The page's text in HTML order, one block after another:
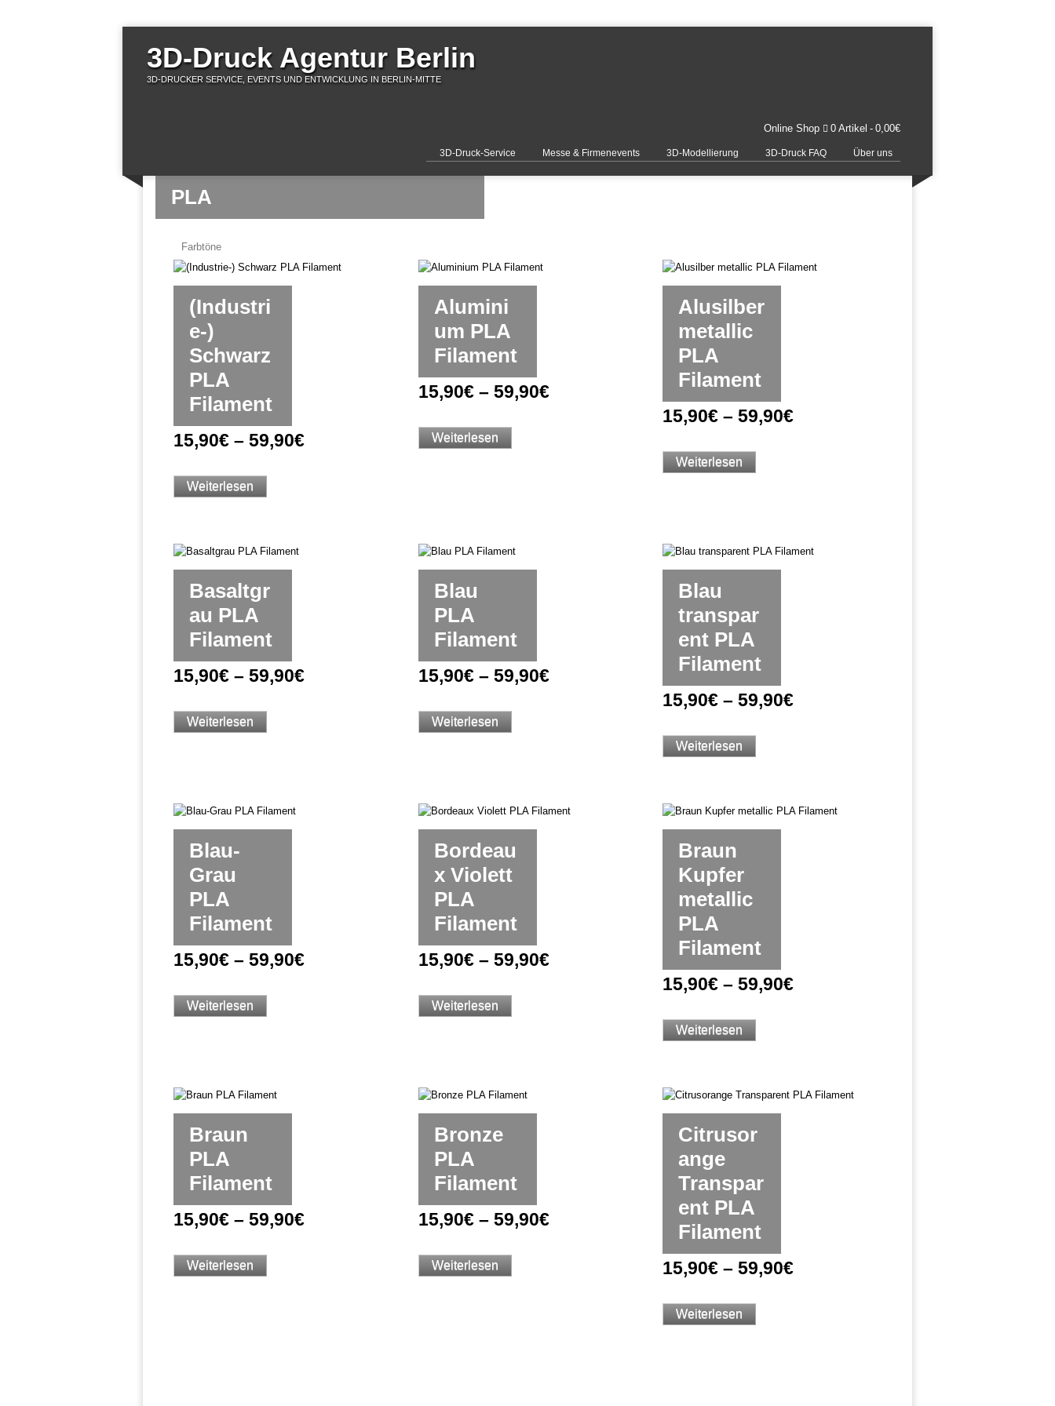
3D-Druck Agentur Berlin
3D-DRUCKER SERVICE, EVENTS UND ENTWICKLUNG IN BERLIN-MITTE
Online Shop 0 Artikel 0,00€
3D-Druck-Service Messe & Firmenevents 3D-Modellierung 3D-Druck FAQ Über uns
PLA
Farbtöne
(Industri
e-)
Schwarz
PLA
Filament
15,90€ – 59,90€
Weiterlesen
Alumini
um PLA
Filament
15,90€– 59,90€
Weiterlesen
Alusilber
metallic
PLA
Filament
15,90€ –59,90€
Weiterlesen
Basaltgr
au PLA
Filament
15,90€ – 59,90€
Weiterlesen
Blau
PLA
Filament
15,90€– 59,90€
Weiterlesen
Blau
transpar
ent PLA
Filament
15,90€ –59,90€
Weiterlesen
Blau-
Grau
PLA
Filament
15,90€ – 59,90€
Weiterlesen
Bordeau
x Violett
PLA
Filament
15,90€– 59,90€
Weiterlesen
Braun
Kupfer
metallic
PLA
Filament
15,90€ –59,90€
Weiterlesen
Braun
PLA
Filament
15,90€ – 59,90€
Weiterlesen
Bronze
PLA
Filament
15,90€– 59,90€
Weiterlesen
Citrusor
ange
Transpar
ent PLA
Filament
15,90€ –59,90€
Weiterlesen